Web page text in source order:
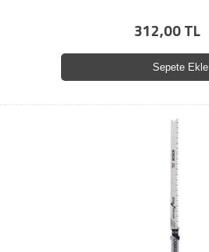
312,00 TL
Sepete Ekle